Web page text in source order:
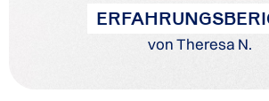
von Theresa N.